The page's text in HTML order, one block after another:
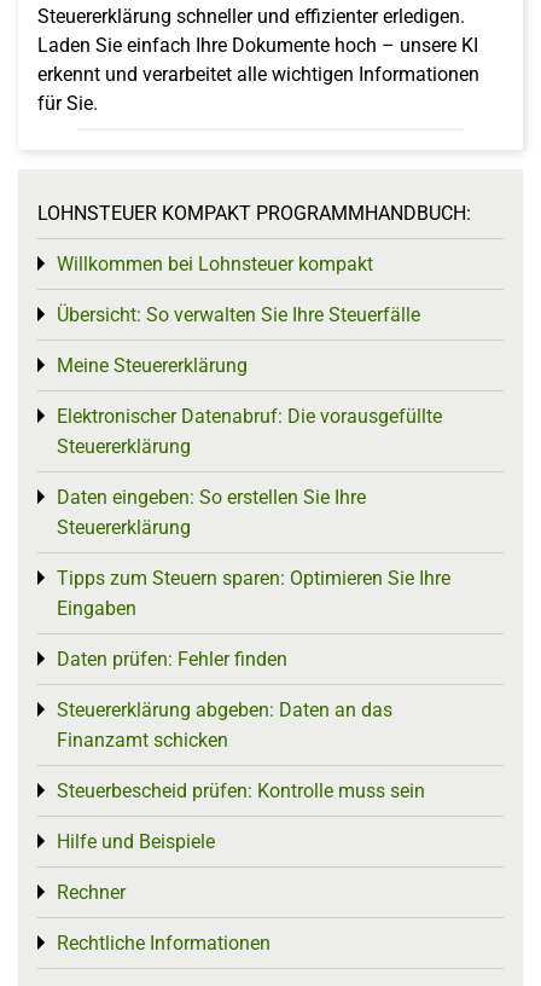
Steuererklärung schneller und effizienter erledigen.
Laden Sie einfach Ihre Dokumente hoch – unsere KI
erkennt und verarbeitet alle wichtigen Informationen
für Sie.
LOHNSTEUER KOMPAKT PROGRAMMHANDBUCH:
Willkommen bei Lohnsteuer kompakt
Toggle menu
Übersicht: So verwalten Sie Ihre Steuerfälle
Toggle menu
Meine Steuererklärung
Toggle menu
Elektronischer Datenabruf: Die vorausgefüllte
Steuererklärung
Toggle menu
Daten eingeben: So erstellen Sie Ihre
Steuererklärung
Toggle menu
Tipps zum Steuern sparen: Optimieren Sie Ihre
Eingaben
Toggle menu
Daten prüfen: Fehler finden
Toggle menu
Steuererklärung abgeben: Daten an das
Finanzamt schicken
Toggle menu
Steuerbescheid prüfen: Kontrolle muss sein
Toggle menu
Hilfe und Beispiele
Toggle menu
Rechner
Toggle menu
Rechtliche Informationen
Toggle menu